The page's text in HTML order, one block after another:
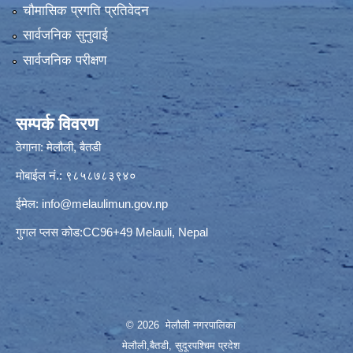
चौमासिक प्रगति प्रतिवेदन
सार्वजनिक सुनुवाई
सार्वजनिक परीक्षण
सम्पर्क विवरण
ठेगाना: मेलौली, बैतडी
मोबाईल नं.: ९८५८७८३९४०
ईमेल: info@melaulimun.gov.np
गुगल प्लस कोड:CC96+49 Melauli, Nepal
© 2026 मेलौली नगरपालिका
मेलौली,बैतडी, सुदूरपश्‍चिम प्रदेश